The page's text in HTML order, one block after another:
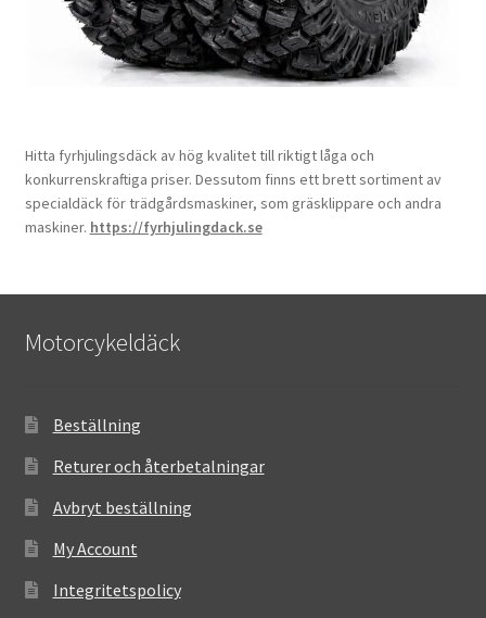
Hitta fyrhjulingsdäck av hög kvalitet till riktigt låga och
konkurrenskraftiga priser. Dessutom finns ett brett sortiment av
specialdäck för trädgårdsmaskiner, som gräsklippare och andra
maskiner. https://fyrhjulingdack.se
Motorcykeldäck
Beställning
Returer och återbetalningar
Avbryt beställning
My Account
Integritetspolicy